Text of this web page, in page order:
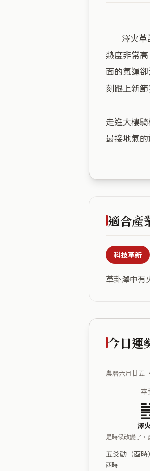
熱度非常
面的氣運
刻跟上新
走進大樓
最接地氣
適合產
科技革新
革卦澤中有
今日運
農曆六月廿五
本
澤
是時候改變了
五爻動（酉時）
酉時